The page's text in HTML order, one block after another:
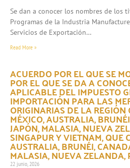
Se dan a conocer los nombres de los
Programas de la Industria
Servicios de Exportación…
Read More »
ACUERDO POR EL QUE SE
POR EL QUE SE DA A
APLICABLE DEL IMPUESTO
IMPORTACIÓN PARA LAS
ORIGINARIAS DE LA
MÉXICO, AUSTRALIA,
JAPÓN, MALASIA, NUEVA
SINGAPUR Y VIETNAM, QUE
AUSTRALIA, BRUNÉI,
MALASIA, NUEVA ZELANDA,
22 junio, 2026